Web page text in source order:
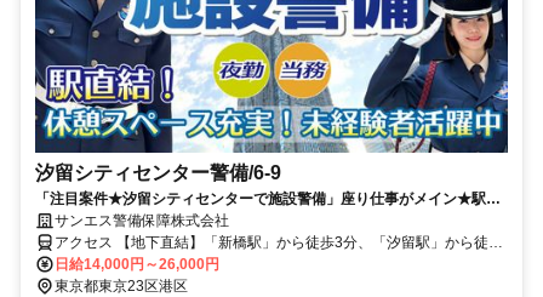
汐留シティセンター警備/6-9
「注目案件★汐留シティセンターで施設警備」座り仕事がメイン★駅直
結＆休憩スペース充実！＜日払いOK！高日給で稼げます！＞未経験者、
活躍中◎充実の研修で安心◎新しい環境でチャレンジしませんか。
サンエス警備保障株式会社
アクセス 【地下直結】「新橋駅」から徒歩3分、「汐留駅」から徒歩
1分＊錦糸町支社（「錦糸町駅」北口より徒歩5分程度）
日給14,000円～26,000円
東京都東京23区港区